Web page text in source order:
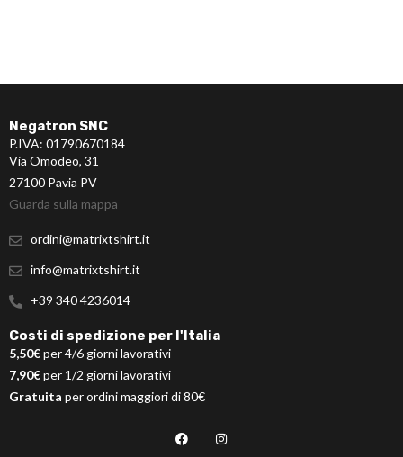
Negatron SNC
P.IVA: 01790670184
Via Omodeo, 31
27100 Pavia PV
Guarda sulla mappa
ordini@matrixtshirt.it
info@matrixtshirt.it
+39 340 4236014
Costi di spedizione per l'Italia
5,50€per 4/6 giorni lavorativi
7,90€per 1/2 giorni lavorativi
Gratuita per ordini maggiori di 80€